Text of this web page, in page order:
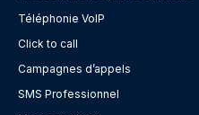
Téléphonie VoIP
Click to call
Campagnes d’appels
SMS Professionnel